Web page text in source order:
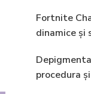
Fortnite
dinamice și
procedura